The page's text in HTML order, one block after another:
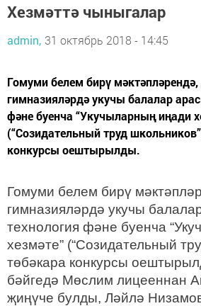
Хезмәттә чыныгалар
admin, 31 октябрь 2018 - 14:45
Гомуми белем бирү
гимназияләрдә укучы балалар
фәне буенча “Укучыларның иңади
(“Созидательный труд
конкурсы оештырылды.
Гомуми белем бирү
гимназияләрдә укучы
технология фәне буенча
хезмәте” (“Созидательный
төбәкара конкурсы
бәйгедә Мөслим лицееннан
җиңүче булды, Ләйлә